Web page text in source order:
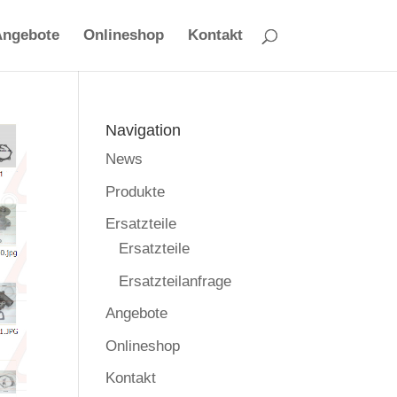
Onlineshop Kontakt
Navigation
News
Produkte
Ersatzteile
Ersatzteile
Ersatzteilanfrage
Angebote
Onlineshop
Kontakt